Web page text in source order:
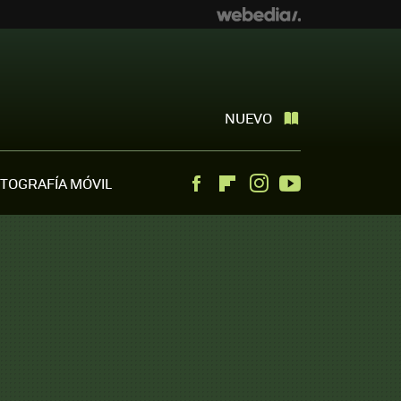
NUEVO
MÓVIL FacebookFlipboardInstagram